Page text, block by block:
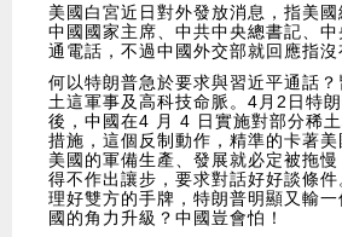
美國白宮近日對外發放消息，指美
中國國家主席、中共中央總書記、
通電話，不過中國外交部就回應指沒
何以特朗普急於要求與習近平通話
土這軍事及高科技命脈。4月2日特
後，中國在4 月 4 日實施對部分稀
措施，這個反制動作，精準的卡著美
美國的軍備生產、發展就必定被拖
得不作出讓步，要求對話好好談條
理好雙方的手牌，特朗普明顯又輸
國的角力升級？中國豈會怕！